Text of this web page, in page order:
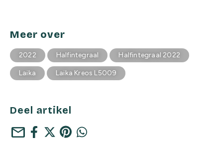
Meer over
2022 Halfintegraal Halfintegraal 2022
Laika Laika Kreos L5009
Deel artikel
mail